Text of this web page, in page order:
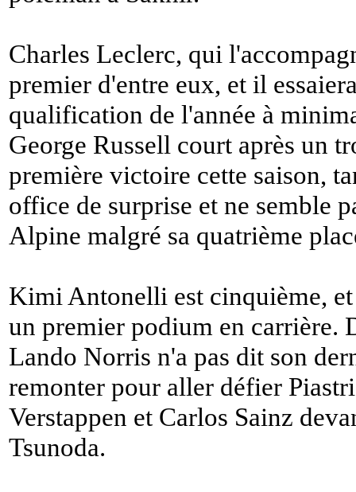
Charles Leclerc, qui
premier d'entre eux, et il
qualification de l'année à
George Russell court après un
première victoire cette saison,
office de surprise et ne semble
Alpine malgré sa quatrième
Kimi Antonelli est cinquième,
un premier podium en carrière.
Lando Norris n'a pas dit son
remonter pour aller défier
Verstappen et Carlos Sainz
Tsunoda.